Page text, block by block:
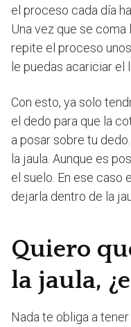
el proceso cada día
Una vez que se
repite el proceso
le puedas acariciar el
Con esto, ya solo
el dedo para que la
a posar sobre tu
la jaula. Aunque es
el suelo. En ese caso
dejarla dentro de la
Quiero
la jaula,
Nada te obliga a